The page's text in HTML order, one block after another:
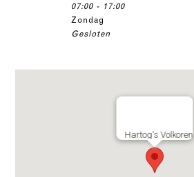
Hartog's Volkoren
07:00 - 17:00
Zondag
Gesloten